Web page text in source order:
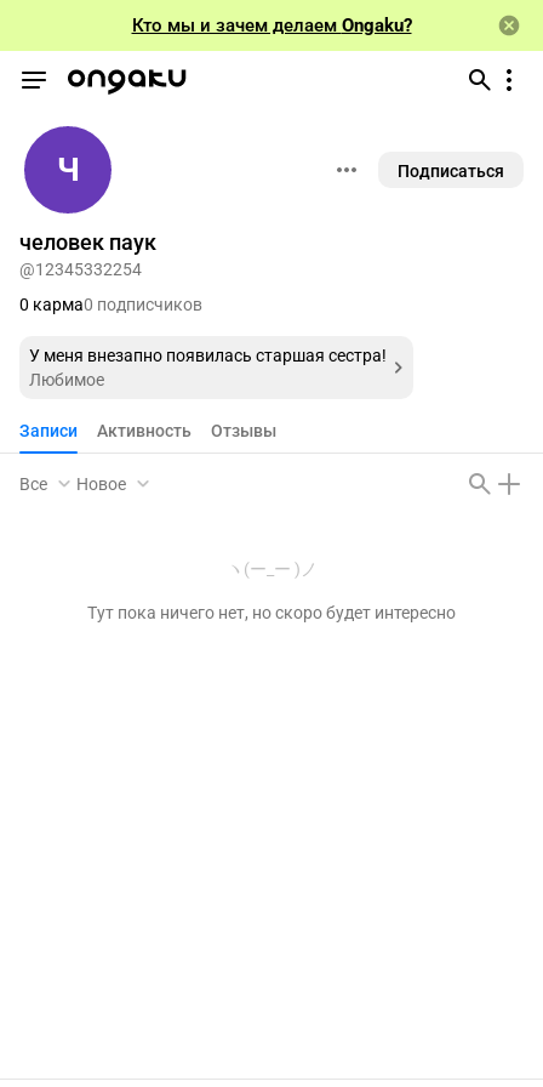
Кто мы и зачем делаем Ongaku?
Ч
человек паук
Подписаться
@12345332254
0 карма0 подписчиков
У меня внезапно появилась старшая сестра!
Любимое
Записи Активность Отзывы
Все Новое
ヽ(ー_ー )ノ
Тут пока ничего нет, но скоро будет интересно